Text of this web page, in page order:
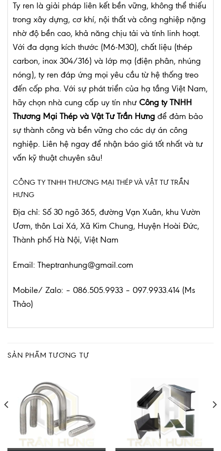
Ty ren là giải pháp liên kết bền vững, không thể thiếu
trong xây dựng, cơ khí, nội thất và công nghiệp nặng
nhờ độ bền cao, khả năng chịu tải và tính linh hoạt.
Với đa dạng kích thước (M6-M30), chất liệu (thép
carbon, inox 304/316) và lớp mạ (điện phân, nhúng
nóng), ty ren đáp ứng mọi yêu cầu từ hệ thống treo
đến cốp pha. Với sự phát triển của hạ tầng Việt Nam,
hãy chọn nhà cung cấp uy tín như Công ty TNHH
Thương Mại Thép và Vật Tư Trần Hưng để đảm bảo
sự thành công và bền vững cho các dự án công
nghiệp. Liên hệ ngay để nhận báo giá tốt nhất và tư
vấn kỹ thuật chuyên sâu!
CÔNG TY TNHH THƯƠNG MẠI THÉP VÀ VẬT TƯ TRẦN
HƯNG
Địa chỉ: Số 30 ngõ 365, đường Vạn Xuân, khu Vườn
Ươm, thôn Lai Xá, Xã Kim Chung, Huyện Hoài Đức,
Thành phố Hà Nội, Việt Nam
Email: Theptranhung@gmail.com
Mobile/ Zalo: – 086.505.9933 – 097.9933.414 (Ms
Thảo)
SẢN PHẨM TƯƠNG TỰ